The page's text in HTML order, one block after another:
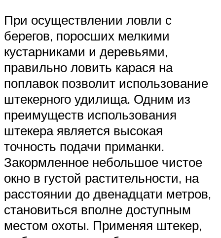
При осуществлении ловли с
берегов, поросших мелкими
кустарниками и деревьями,
правильно ловить карася на
поплавок позволит использование
штекерного удилища. Одним из
преимуществ использования
штекера является высокая
точность подачи приманки.
Закормленное небольшое чистое
окно в густой растительности, на
расстоянии до двенадцати метров,
становиться вполне доступным
местом охоты. Применяя штекер,